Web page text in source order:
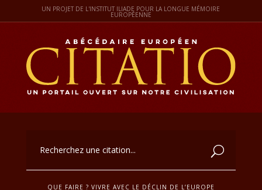
UN PROJET DE L'INSTITUT ILIADE POUR LA LONGUE MÉMOIRE
EUROPÉENNE
QUE FAIRE ? VIVRE AVEC LE DÉCLIN DE L’EUROPE